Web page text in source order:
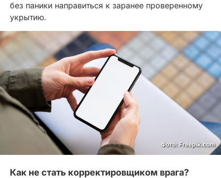
без паники направиться к заранее проверенному
укрытию.
Фото: Freepik.com
Как не стать корректировщиком врага?